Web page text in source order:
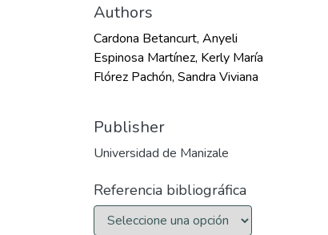
Authors
Cardona Betancurt, Anyeli
Espinosa Martínez, Kerly María
Flórez Pachón, Sandra Viviana
Publisher
Universidad de Manizale
Referencia bibliográfica